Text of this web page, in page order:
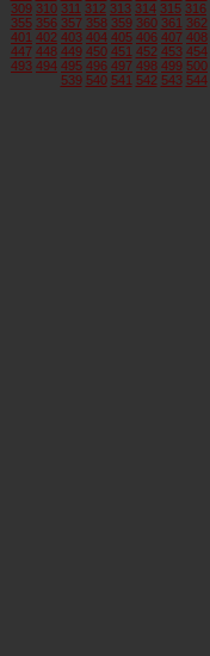
309 310 311 312 313 314 315 316
355 356 357 358 359 360 361 362
401 402 403 404 405 406 407 408
447 448 449 450 451 452 453 454
493 494 495 496 497 498 499 500
539 540 541 542 543 544